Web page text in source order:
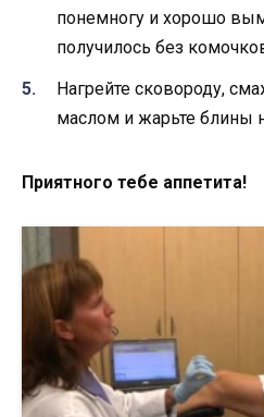
понемногу и хорошо
получилось без
Нагрейте сковороду,
маслом и жарьте блины
Приятного тебе аппетита!